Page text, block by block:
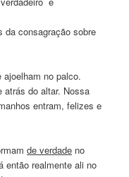
da consagração sobre
no palco.
atrás do altar. Nossa
entram, felizes e
de verdade no
então realmente ali no